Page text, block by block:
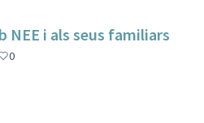
NEE i als seus familiars
0